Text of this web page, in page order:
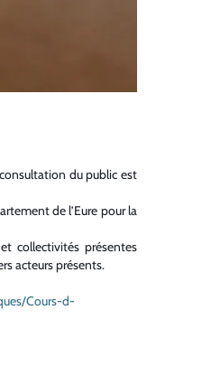
du public est
de l’Eure pour la
collectivités présentes
acteurs présents.
Cours-d-